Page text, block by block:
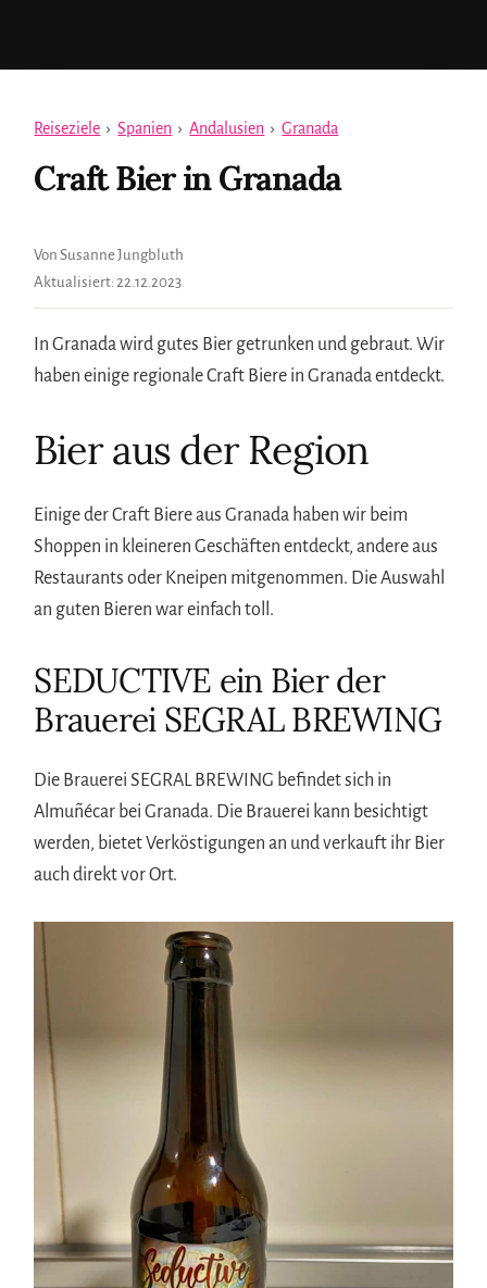
Reiseziele › Spanien › Andalusien › Granada
Craft Bier in Granada
Von Susanne Jungbluth
Aktualisiert:22.12.2023
In Granada wird gutes Bier getrunken und gebraut. Wir
haben einige regionale Craft Biere in Granada entdeckt.
Bier aus der Region
Einige der Craft Biere aus Granada haben wir beim
Shoppen in kleineren Geschäften entdeckt, andere aus
Restaurants oder Kneipen mitgenommen. Die Auswahl
an guten Bieren war einfach toll.
SEDUCTIVE ein Bier der
Brauerei SEGRAL BREWING
Die Brauerei SEGRAL BREWING befindet sich in
Almuñécar bei Granada. Die Brauerei kann besichtigt
werden, bietet Verköstigungen an und verkauft ihr Bier
auch direkt vor Ort.